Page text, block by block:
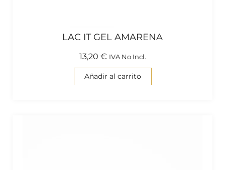
LAC IT GEL AMARENA
13,20 € IVA No Incl.
Añadir al carrito